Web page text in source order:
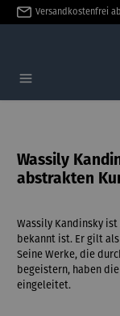
springen
Versandkostenfrei
Wassily
abstrakten
Wassily Kandinsky
bekannt ist. Er gilt
Seine Werke, die
begeistern, haben
eingeleitet.